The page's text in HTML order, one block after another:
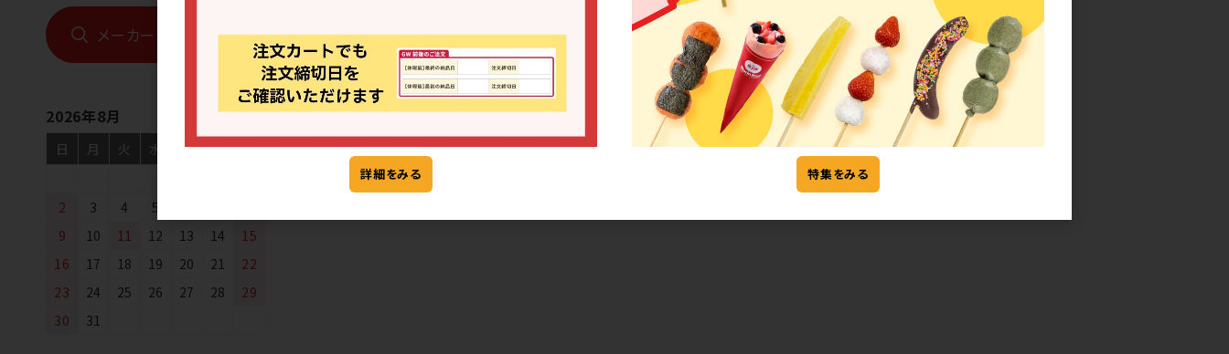
といちご(個包装)
ショコラ(個包装)
[57] クレープバー アーモ
ンドショコラ(個包装)
メーカーから探す
2026年8月
日 月 火 水 木 金
土
2
3 4 5
9
10 11 12 13 14
15
16
17 18 19 20 21
22
23
24 25 26 27 28
29
30
31
詳細をみる 特集をみる